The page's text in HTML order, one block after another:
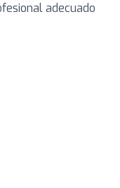
adecuado